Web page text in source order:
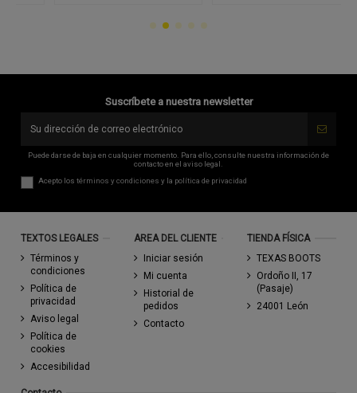
Suscríbete a nuestra newsletter
Puede darse de baja en cualquier momento. Para ello, consulte nuestra información de
contacto en el aviso legal.
Acepto lostérminos y condiciones y la política de privacidad
TEXTOS LEGALES
Términos y
condiciones
Política de
privacidad
Aviso legal
Política de
cookies
Accesibilidad
AREA DEL CLIENTE
Iniciar sesión
Mi cuenta
Historial de
pedidos
Contacto
TIENDA FÍSICA
TEXAS BOOTS
Ordoño II, 17
(Pasaje)
24001 León